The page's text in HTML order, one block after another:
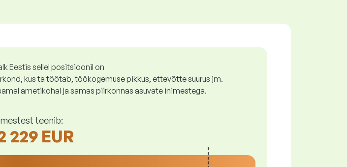
Eestis sellel positsioonil on
kus ta töötab, töökogemuse pikkus, ettevõtte suurus jm.
ametikohal ja samas piirkonnas asuvate inimestega.
teenib:
229 EUR